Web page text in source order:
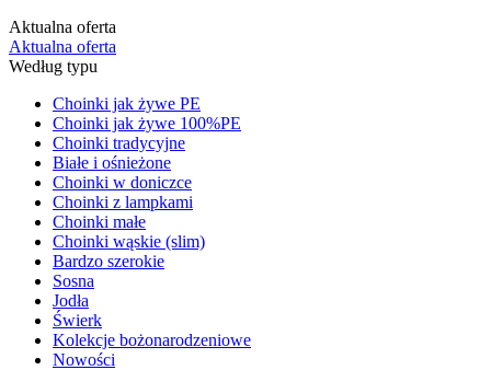
Aktualna oferta
Aktualna oferta
Według typu
Choinki jak żywe PE
Choinki jak żywe 100%PE
Choinki tradycyjne
Białe i ośnieżone
Choinki w doniczce
Choinki z lampkami
Choinki małe
Choinki wąskie (slim)
Bardzo szerokie
Sosna
Jodła
Świerk
Kolekcje bożonarodzeniowe
Nowości